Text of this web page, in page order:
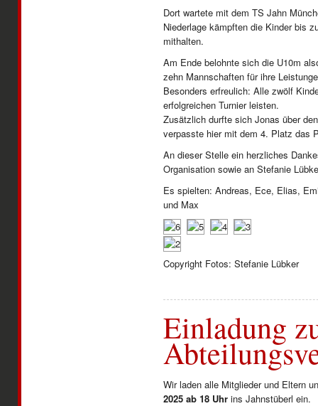
Dort wartete mit dem TS Jahn
Niederlage kämpften die Kinder bis
mithalten.
Am Ende belohnte sich die U10m
zehn Mannschaften für ihre
Besonders erfreulich: Alle zwölf
erfolgreichen Turnier leisten.
Zusätzlich durfte sich Jonas über
verpasste hier mit dem 4. Platz das
An dieser Stelle ein herzliches
Organisation sowie an Stefanie
Es spielten: Andreas, Ece, Elias,
und Max
Copyright Fotos: Stefanie Lübker
Einladung
Wir laden alle Mitglieder und Eltern
2025 ab 18 Uhr ins Jahnstüberl ein.